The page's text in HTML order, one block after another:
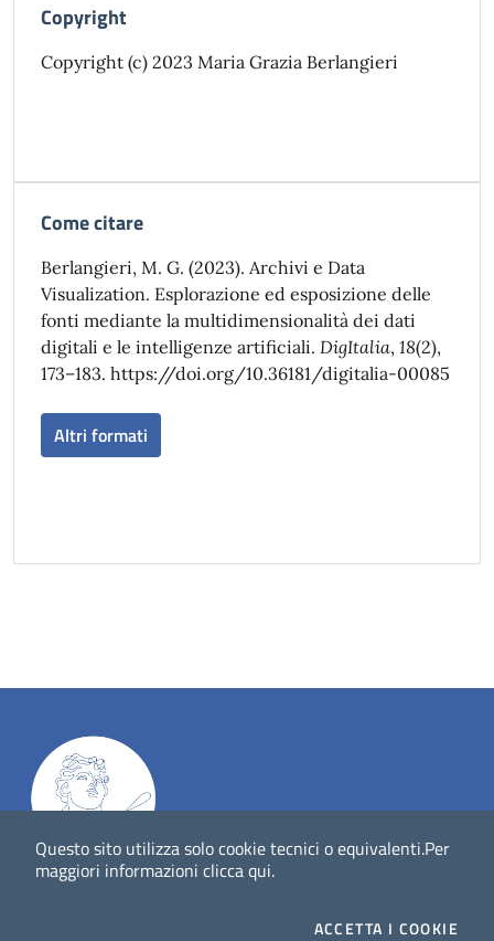
Questo sito utilizza solo cookie tecnici o equivalenti.Per
maggiori informazioni clicca qui.
ACCETTA I COOKIE
Copyright
Copyright (c) 2023 Maria Grazia Berlangieri
Come citare
Berlangieri, M. G. (2023). Archivi e Data
Visualization. Esplorazione ed esposizione delle
fonti mediante la multidimensionalità dei dati
digitali e le intelligenze artificiali. DigItalia, 18(2),
173–183. https://doi.org/10.36181/digitalia-00085
Altri formati